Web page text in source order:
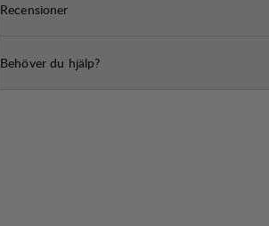
Recensioner
Behöver du hjälp?